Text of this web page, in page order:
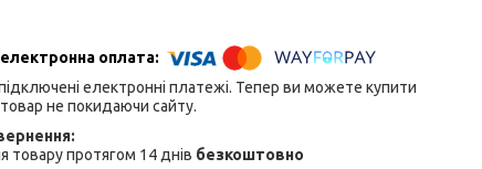
підключені електронні платежі. Тепер ви можете купити
не покидаючи сайту.
товару протягом 14 днів безкоштовно